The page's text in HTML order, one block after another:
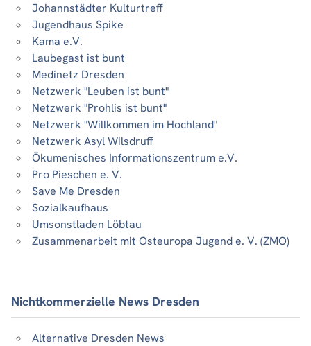
Johannstädter Kulturtreff
Jugendhaus Spike
Kama e.V.
Laubegast ist bunt
Medinetz Dresden
Netzwerk "Leuben ist bunt"
Netzwerk "Prohlis ist bunt"
Netzwerk "Willkommen im Hochland"
Netzwerk Asyl Wilsdruff
Ökumenisches Informationszentrum e.V.
Pro Pieschen e. V.
Save Me Dresden
Sozialkaufhaus
Umsonstladen Löbtau
Zusammenarbeit mit Osteuropa Jugend e. V. (ZMO)
Nichtkommerzielle News Dresden
Alternative Dresden News